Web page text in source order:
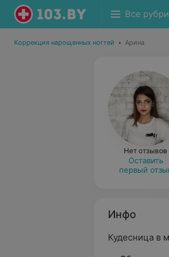
Все
Коррекция нарощенных ногтей • Арина
Нет отзывов
Оставить
первый
Инфо
Кудесница в